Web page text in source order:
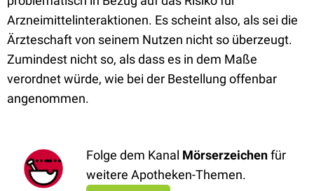
Arzneimittelinteraktionen. Es scheint also, als sei die
Ärzteschaft von seinem Nutzen nicht so überzeugt.
Zumindest nicht so, als dass es in dem Maße
verordnet würde, wie bei der Bestellung offenbar
angenommen.
Folge dem Kanal Mörserzeichenfür
weitere Apotheken-Themen.